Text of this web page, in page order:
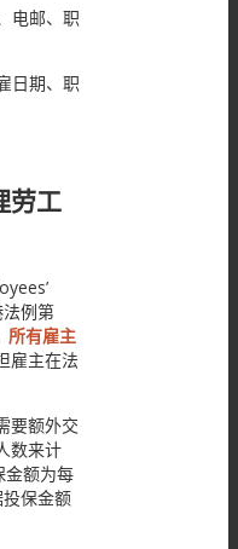
电邮、职
日期、职
劳工
例第
所有雇主
雇主在法
要额外交
数来计
金额为每
保金额